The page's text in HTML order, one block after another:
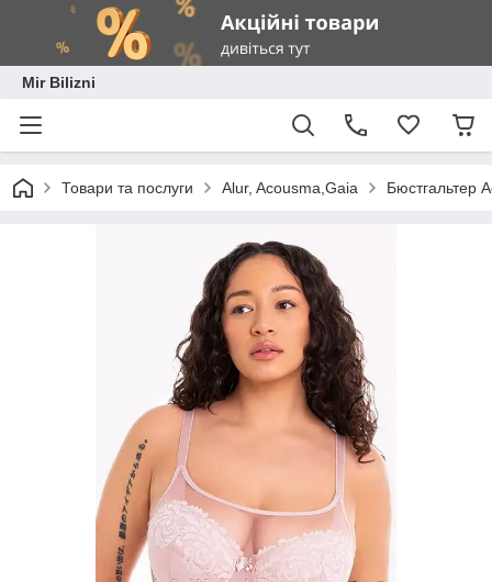
Mir Bilizni
Товари та послуги Alur, Acousma,Gaia Бюстгальтер